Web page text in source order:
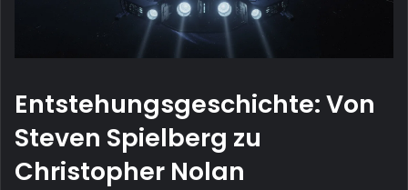
Entstehungsgeschichte: Von
Steven Spielberg zu
Christopher Nolan